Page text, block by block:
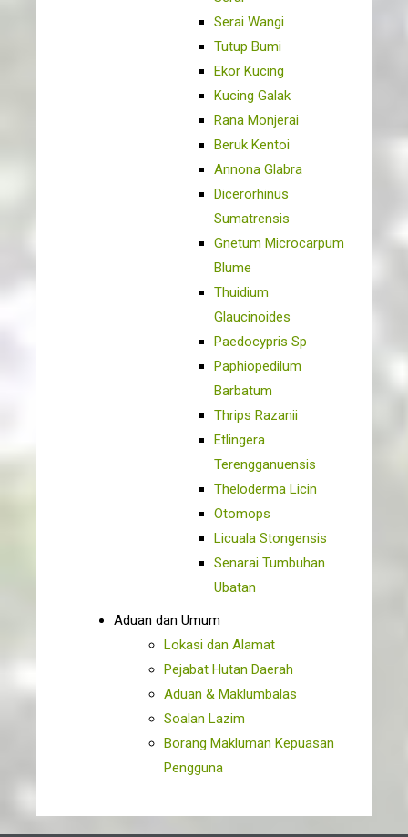
Serai Wangi
Tutup Bumi
Ekor Kucing
Kucing Galak
Rana Monjerai
Beruk Kentoi
Annona Glabra
Dicerorhinus
Sumatrensis
Gnetum Microcarpum
Blume
Thuidium
Glaucinoides
Paedocypris Sp
Paphiopedilum
Barbatum
Thrips Razanii
Etlingera
Terengganuensis
Theloderma Licin
Otomops
Licuala Stongensis
Senarai Tumbuhan
Ubatan
Aduan dan Umum
Lokasi dan Alamat
Pejabat Hutan Daerah
Aduan & Maklumbalas
Soalan Lazim
Borang Makluman Kepuasan
Pengguna